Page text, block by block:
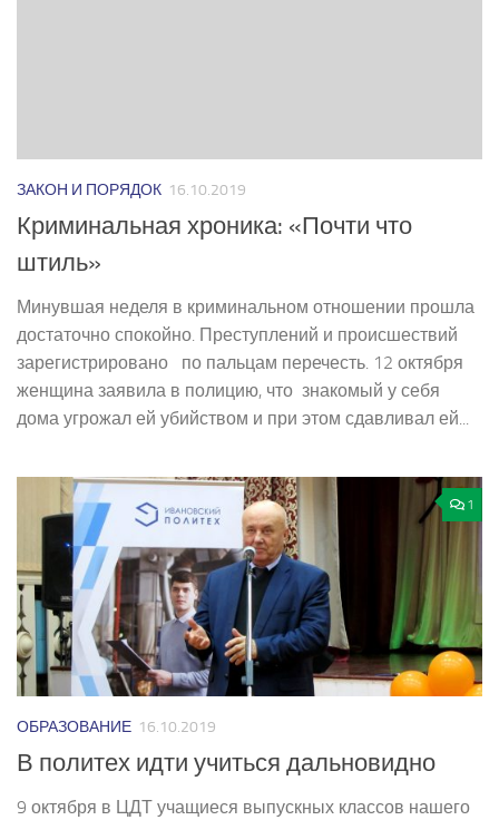
ЗАКОН И ПОРЯДОК 16.10.2019
Криминальная хроника: «Почти что
штиль»
Минувшая неделя в криминальном отношении прошла
достаточно спокойно. Преступлений и происшествий
зарегистрировано по пальцам перечесть. 12 октября
женщина заявила в полицию, что знакомый у себя
дома угрожал ей убийством и при этом сдавливал ей...
1
ОБРАЗОВАНИЕ 16.10.2019
В политех идти учиться дальновидно
9 октября в ЦДТ учащиеся выпускных классов нашего